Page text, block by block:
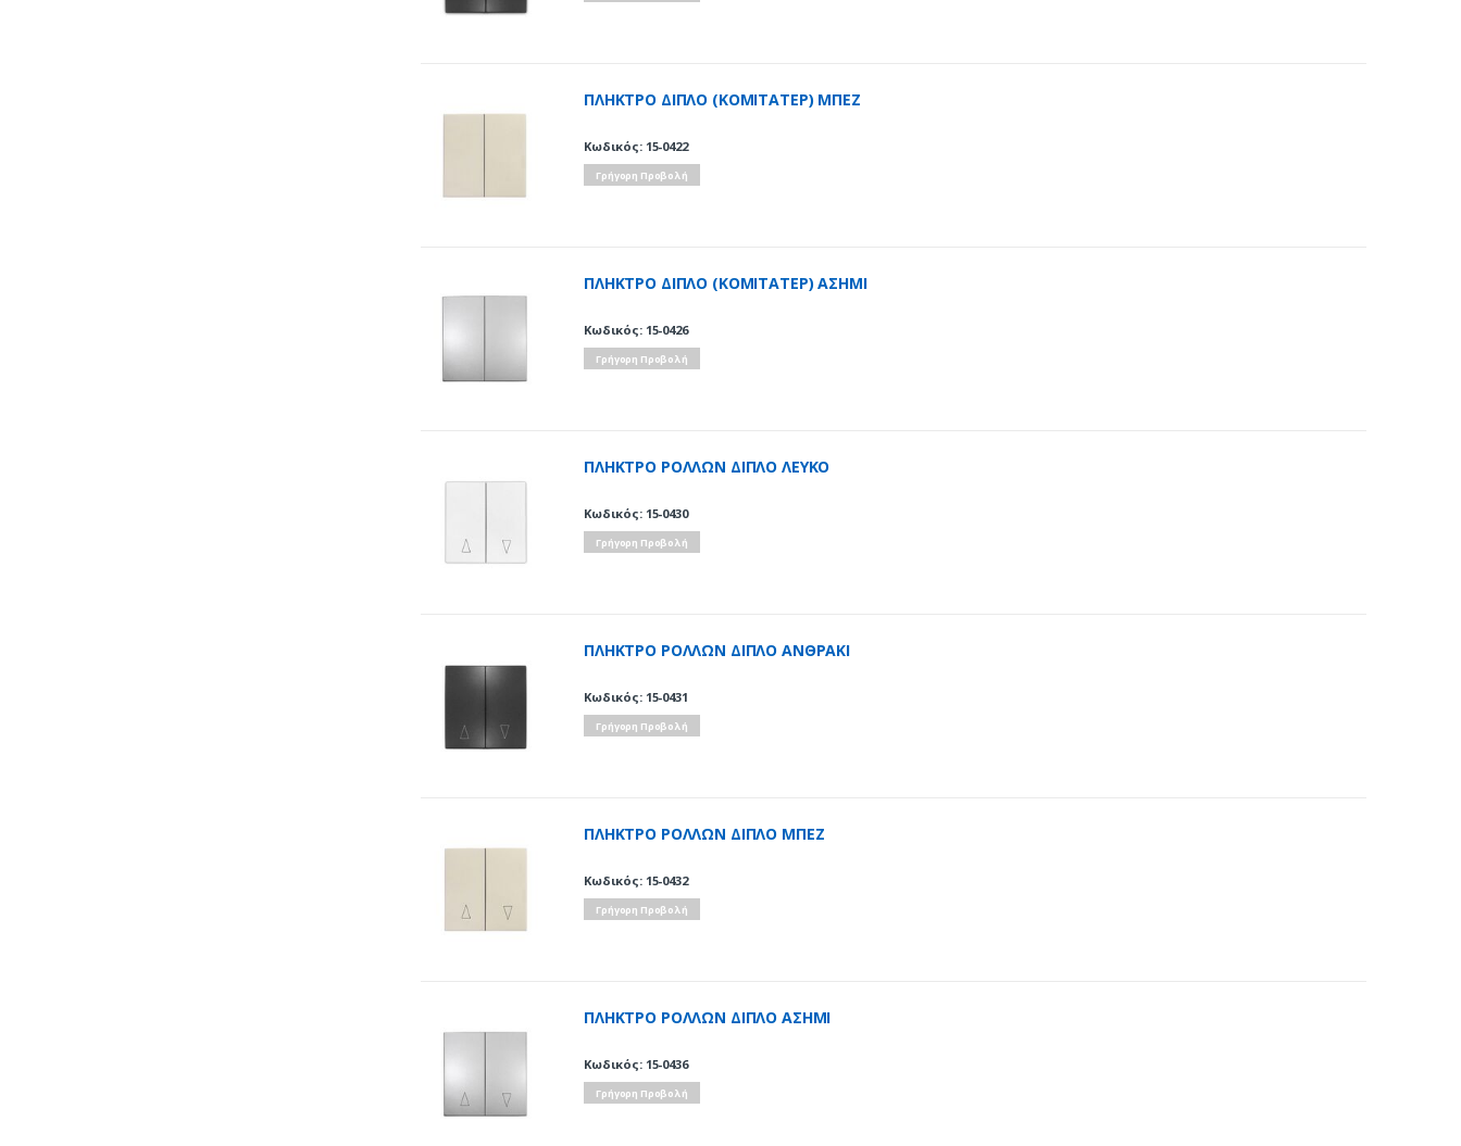
ΠΛΗΚΤΡΟ ΔΙΠΛΟ (ΚΟΜΙΤΑΤΕΡ) ΜΠΕΖ
Κωδικός: 15-0422
Γρήγορη Προβολή
ΠΛΗΚΤΡΟ ΔΙΠΛΟ (ΚΟΜΙΤΑΤΕΡ) ΑΣΗΜΙ
Κωδικός: 15-0426
Γρήγορη Προβολή
ΠΛΗΚΤΡΟ ΡΟΛΛΩΝ ΔΙΠΛΟ ΛΕΥΚΟ
Κωδικός: 15-0430
Γρήγορη Προβολή
ΠΛΗΚΤΡΟ ΡΟΛΛΩΝ ΔΙΠΛΟ ΑΝΘΡΑΚΙ
Κωδικός: 15-0431
Γρήγορη Προβολή
ΠΛΗΚΤΡΟ ΡΟΛΛΩΝ ΔΙΠΛΟ ΜΠΕΖ
Κωδικός: 15-0432
Γρήγορη Προβολή
ΠΛΗΚΤΡΟ ΡΟΛΛΩΝ ΔΙΠΛΟ ΑΣΗΜΙ
Κωδικός: 15-0436
Γρήγορη Προβολή